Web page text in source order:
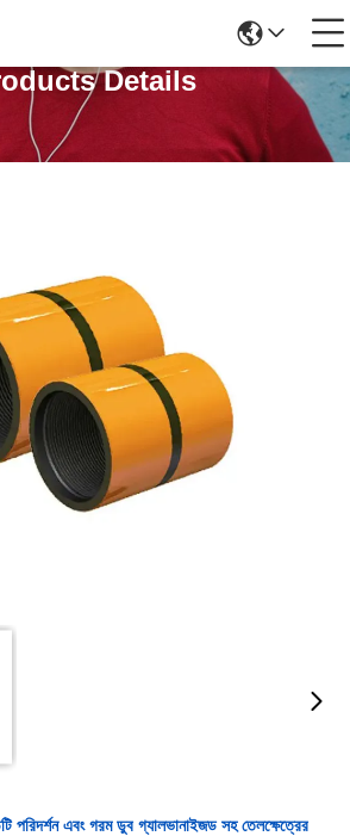
Details
পরিদর্শন এবং গরম ডুব গ্যালভানাইজড সহ তেলক্ষেত্রের